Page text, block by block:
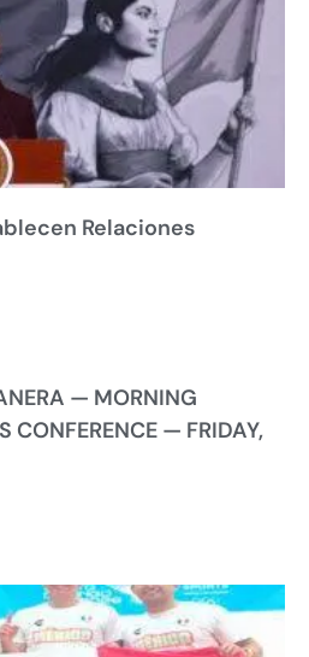
Relaciones
— MORNING
CONFERENCE — FRIDAY,